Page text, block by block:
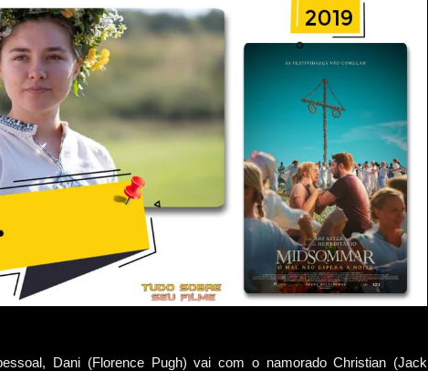
Dani (Florence Pugh) vai com o namorado Christian (Jack